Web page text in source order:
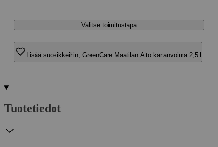
Valitse toimitustapa
Lisää suosikkeihin, GreenCare Maatilan Aito kananvoima 2,5 l
Tuotetiedot